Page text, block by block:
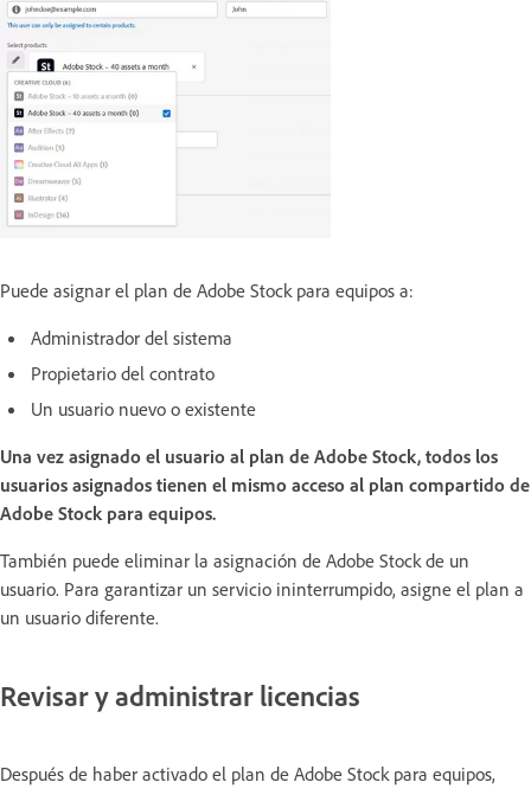
Puede asignar el plan de Adobe Stock para equipos a:
Administrador del sistema
Propietario del contrato
Un usuario nuevo o existente
Una vez asignado el usuario al plan de Adobe Stock, todos los
usuarios asignados tienen el mismo acceso al plan compartido de
Adobe Stock para equipos.
También puede eliminar la asignación de Adobe Stock de un
usuario. Para garantizar un servicio ininterrumpido, asigne el plan a
un usuario diferente.
Revisar y administrar licencias
Después de haber activado el plan de Adobe Stock para equipos,